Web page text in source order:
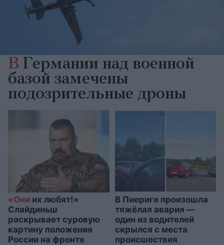
В Германии над военной
базой замечены
подозрительные дроны
«Они их любят!»
Слайдиньш
раскрывает суровую
картину положения
России на фронте
В Пиериге произошла
тяжёлая авария —
один из водителей
скрылся с места
происшествия